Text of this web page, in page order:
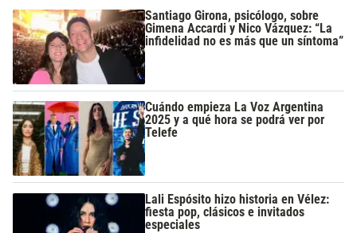
Santiago Girona, psicólogo, sobre
Gimena Accardi y Nico Vázquez: “La
infidelidad no es más que un síntoma”
Cuándo empieza La Voz Argentina
2025 y a qué hora se podrá ver por
Telefe
Lali Espósito hizo historia en Vélez:
fiesta pop, clásicos e invitados
especiales